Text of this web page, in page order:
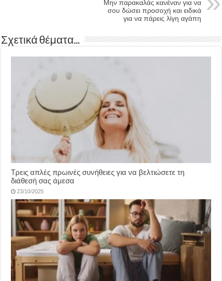
Μην παρακαλάς κανέναν για να
σου δώσει προσοχή και ειδικά
για να πάρεις λίγη αγάπη
Σχετικά θέματα...
Τρεις απλές πρωινές συνήθειες για να βελτιώσετε τη
διάθεσή σας άμεσα
23/10/2025